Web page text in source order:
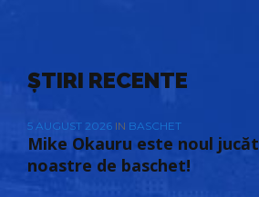
ȘTIRI RECENTE
5 AUGUST 2026 IN BASCHET
Mike Okauru este noul
noastre de baschet!